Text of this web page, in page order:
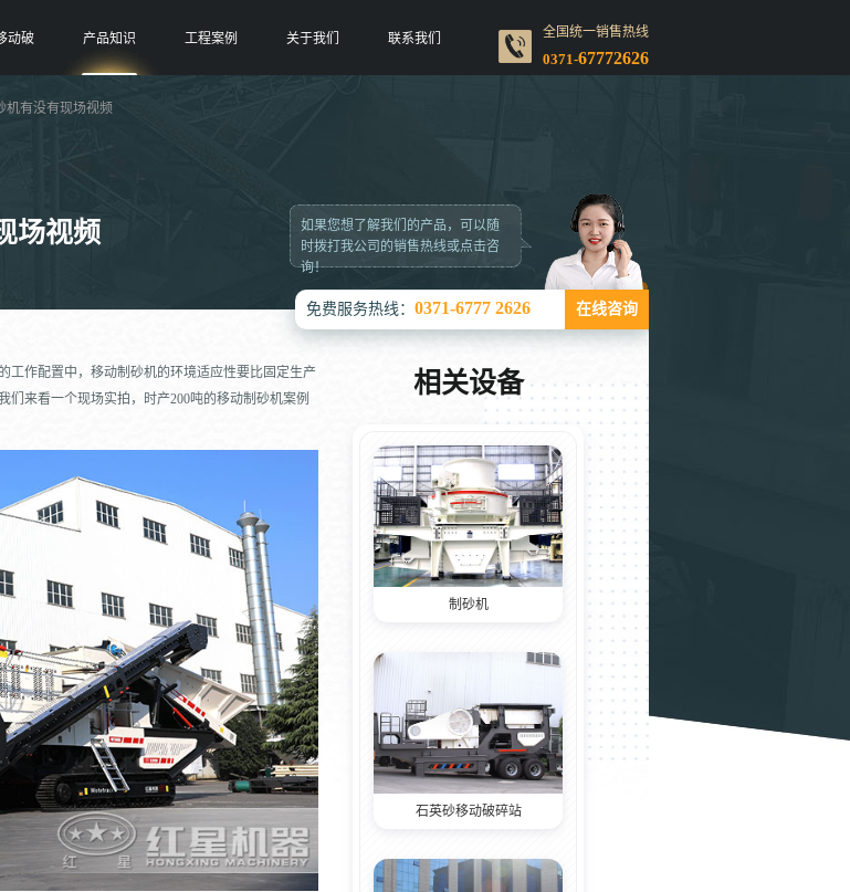
全国统一销售热线
0371-67772626
动破 产品知识 工程案例 关于我们 联系我们
机有没有现场视频
场视频
工作配置中，移动制砂机的环境适应性要比固定生产
来看一个现场实拍，时产200吨的移动制砂机案例
免费服务热线： 0371-6777 2626 在线咨询
如果您想了解我们的产品，可以随
时拨打我公司的销售热线或点击咨
询！
相关设备
制砂机
石英砂移动破碎站